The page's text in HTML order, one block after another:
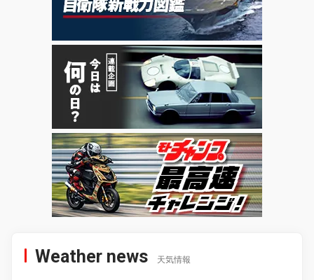
Weather news 天気情報